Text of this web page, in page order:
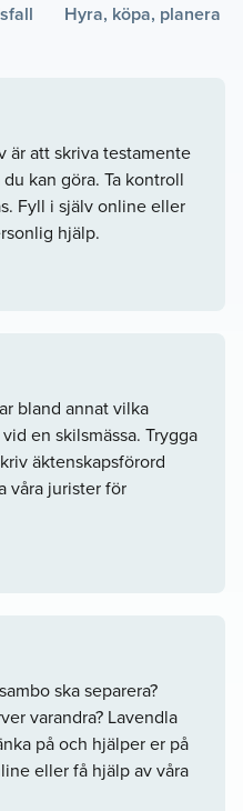
Hyra, köpa, planera
är att skriva testamente
kan göra. Ta kontroll
Fyll i själv online eller
hjälp.
bland annat vilka
en skilsmässa. Trygga
äktenskapsförord
våra jurister för
ska separera?
varandra? Lavendla
på och hjälper er på
eller få hjälp av våra